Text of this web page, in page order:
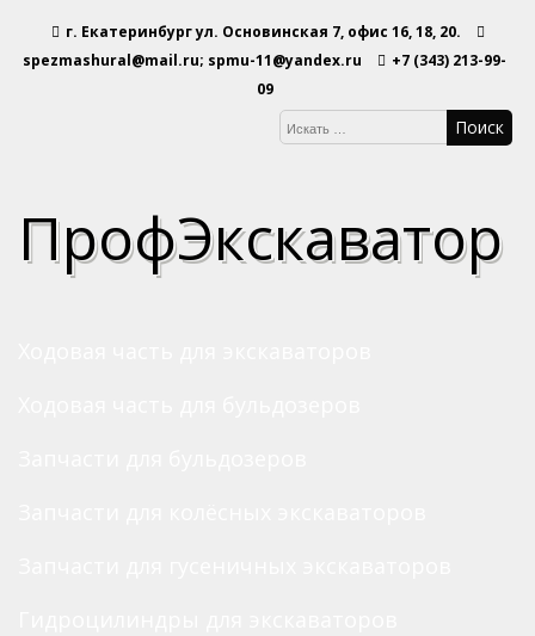
содержимому
г. Екатеринбург ул. Основинская 7, офис 16, 18, 20.
spezmashural@mail.ru; spmu-11@yandex.ru
+7 (343) 213-99-
09
ПрофЭкскаватор